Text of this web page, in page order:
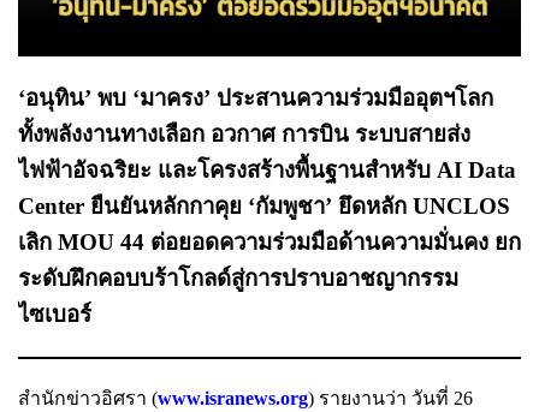
‘อนุทิน’ พบ ‘มาครง’ ประสานความร่วมมืออุตฯโลก
ทั้งพลังงานทางเลือก อวกาศ การบิน ระบบสายส่ง
ไฟฟ้าอัจฉริยะ และโครงสร้างพื้นฐานสำหรับ AI Data
Center ยืนยันหลักกาคุย ‘กัมพูชา’ ยึดหลัก UNCLOS
เลิก MOU 44 ต่อยอดความร่วมมือด้านความมั่นคง ยก
ระดับฝึกคอบบร้าโกลด์สู่การปราบอาชญากรรม
ไซเบอร์
สำนักข่าวอิศรา (www.isranews.org) รายงานว่า วันที่ 26